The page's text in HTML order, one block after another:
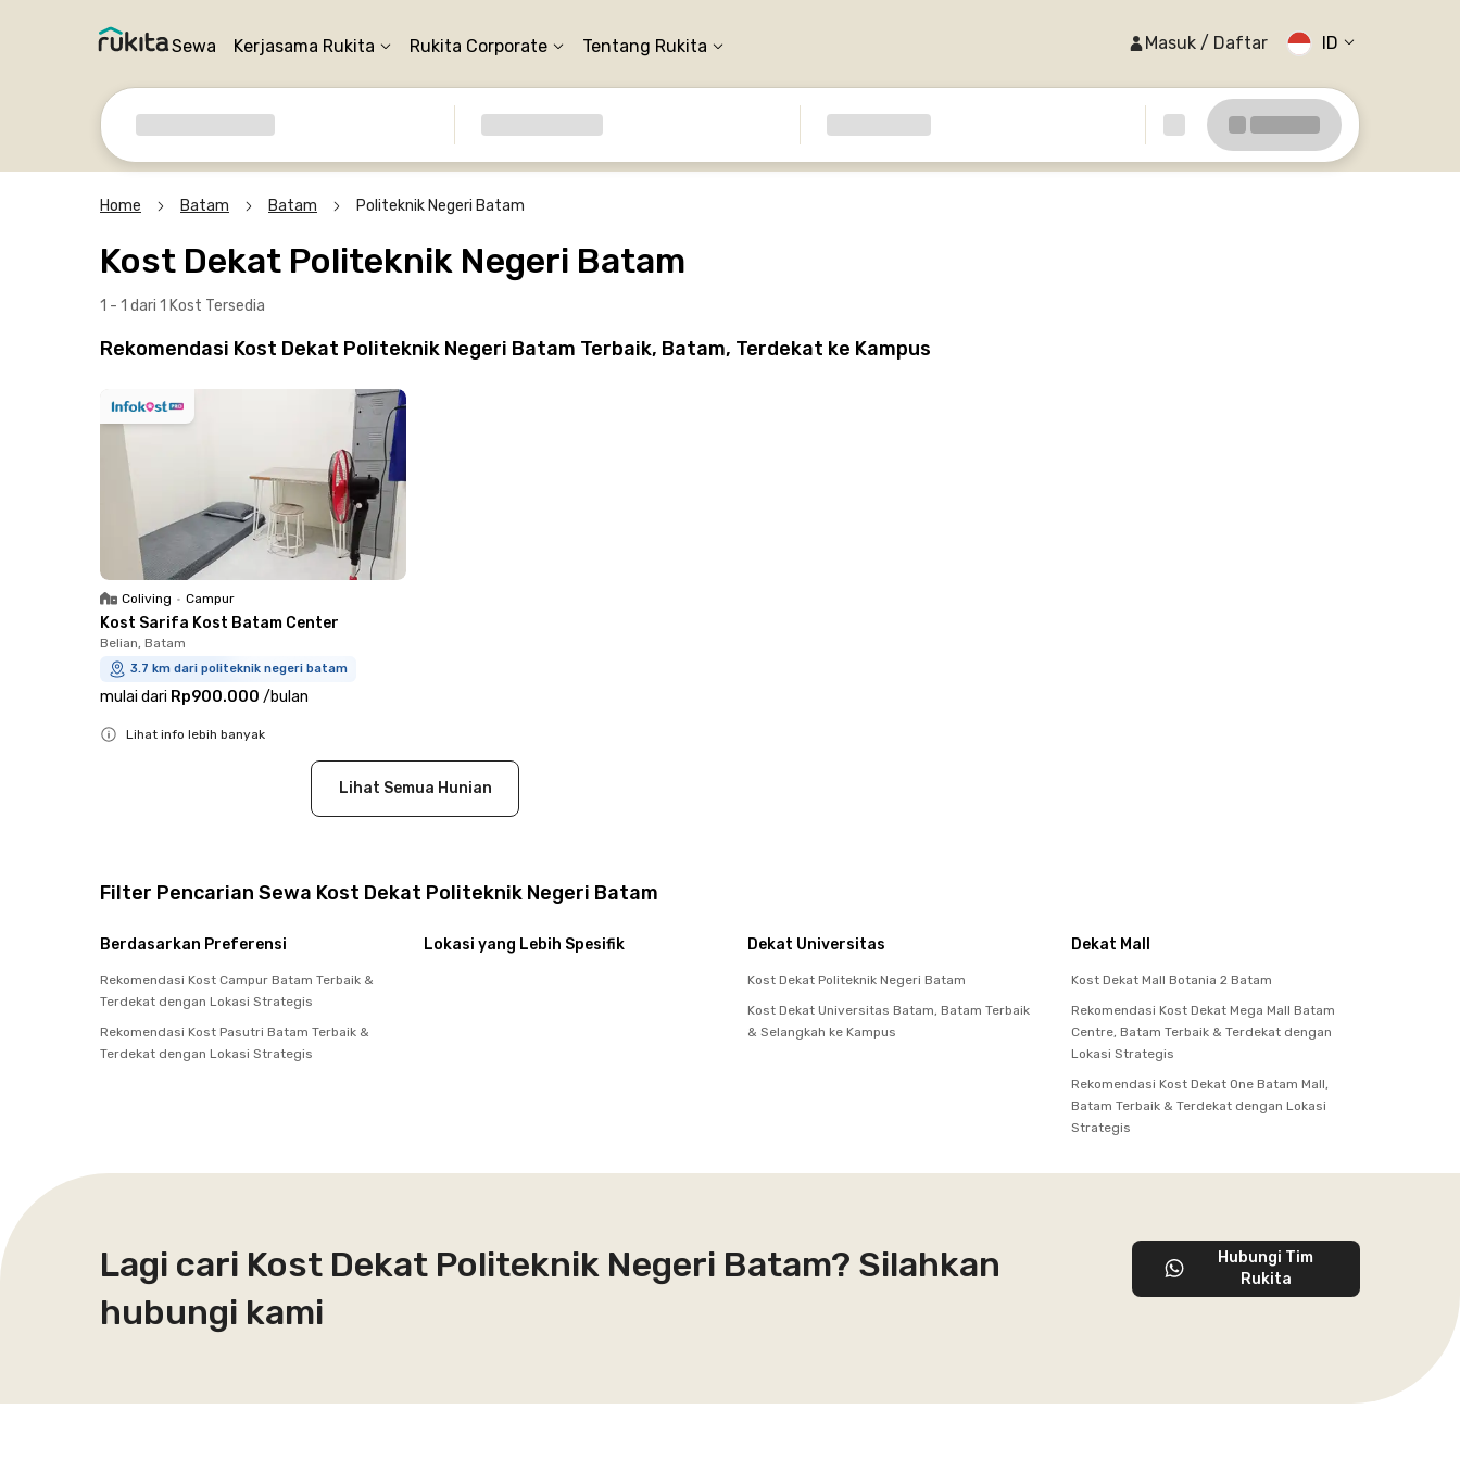
Sewa Kerjasama Rukita Rukita Corporate Tentang Rukita Masuk / Daftar ID
Home Batam Batam Politeknik Negeri Batam
Kost Dekat Politeknik Negeri Batam
1 - 1 dari 1 Kost Tersedia
Rekomendasi Kost Dekat Politeknik Negeri Batam Terbaik, Batam, Terdekat ke Kampus
Coliving • Campur
Kost Sarifa Kost Batam Center
Belian, Batam
3.7 km dari politeknik negeri batam
mulai dari Rp900.000 /bulan
Lihat info lebih banyak
Lihat Semua Hunian
Filter Pencarian Sewa Kost Dekat Politeknik Negeri Batam
Berdasarkan Preferensi
Rekomendasi Kost Campur Batam Terbaik &
Terdekat dengan Lokasi Strategis
Rekomendasi Kost Pasutri Batam Terbaik &
Terdekat dengan Lokasi Strategis
Lokasi yang Lebih Spesifik Dekat Universitas
Kost Dekat Politeknik Negeri Batam
Kost Dekat Universitas Batam, Batam Terbaik
& Selangkah ke Kampus
Dekat Mall
Kost Dekat Mall Botania 2 Batam
Rekomendasi Kost Dekat Mega Mall Batam
Centre, Batam Terbaik & Terdekat dengan
Lokasi Strategis
Rekomendasi Kost Dekat One Batam Mall,
Batam Terbaik & Terdekat dengan Lokasi
Strategis
Lagi cari Kost Dekat Politeknik Negeri Batam? Silahkan
hubungi kami
Hubungi Tim
Rukita